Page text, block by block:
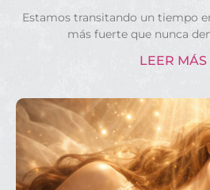
Estamos transitando un tiempo
más fuerte que nunca
LEER MÁS